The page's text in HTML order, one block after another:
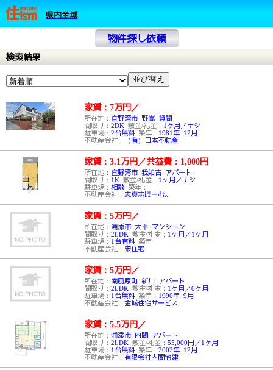
県内全域
物件探し依頼
検索結果
家賃：7万円 ／
所在地： 宜野湾市 野嵩 貸間
間取り：2DK敷金/礼金： 1ヶ月／ナシ
駐車場：2台無料 築年： 1981年 12月
不動産会社：
（有）日本不動産
家賃：3.1万円 ／共益費：1,000円
所在地： 宜野湾市 我如古 アパート
間取り： 1K敷金/礼金： 1ヶ月／ナシ
駐車場：相談 築年：
不動産会社： 志真志ほーむ。
家賃：5万円 ／
所在地：浦添市 大平 マンション
間取り：2LDK敷金/礼金： 1ヶ月／1ヶ月
駐車場： 1台有料 築年：
不動産会社： 栄住宅
家賃：5万円 ／
所在地： 南風原町 新川 アパート
間取り：2LDK敷金/礼金： 1ヶ月／0ヶ月
駐車場： 1台無料 築年： 1990年 9月
不動産会社：金城住宅サービス
家賃：5.5万円 ／
所在地：浦添市 内間 アパート
間取り：2LDK敷金/礼金：55,000円／1ヶ月
駐車場： 1台無料 築年：2002年 12月
不動産会社：有限会社内間宅建